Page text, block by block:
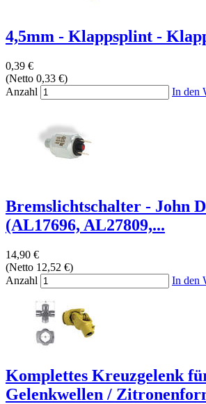
4,5mm - Klappsplint -
0,39 €
(Netto 0,33 €)
Anzahl
In den
Bremslichtschalter - John
(AL17696, AL27809,...
14,90 €
(Netto 12,52 €)
Anzahl
In den
Komplettes Kreuzgelenk
Gelenkwellen /